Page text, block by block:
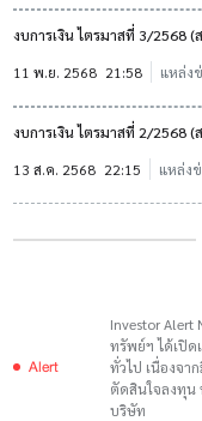
งบการเงิน ไตรมาสที่ 3/2568 (
11 พ.ย. 2568 21:58 แหล่ง
งบการเงิน ไตรมาสที่ 2/2568 (
13 ส.ค. 2568 22:15 แหล่ง
Alert
Investor Alert
ทรัพย์ฯ ได้เปิ
ทั่วไป เนื่องจ
ตัดสินใจลงทุน
บริษัท